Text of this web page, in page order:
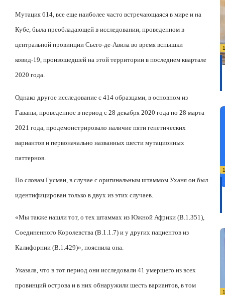
Мутация 614, все еще наиболее часто встречающаяся в мире и на
Кубе, была преобладающей в исследовании, проведенном в
центральной провинции Сьего-де-Авила во время вспышки
ковид-19, произошедшей на этой территории в последнем квартале
2020 года.
Однако другое исследование с 414 образцами, в основном из
Гаваны, проведенное в период с 28 декабря 2020 года по 28 марта
2021 года, продемонстрировало наличие пяти генетических
вариантов и первоначально названных шести мутационных
паттернов.
По словам Гусман, в случае с оригинальным штаммом Уханя он был
идентифицирован только в двух из этих случаев.
«Мы также нашли тот, о тех штаммах из Южной Африки (B.1.351),
Соединенного Королевства (B.1.1.7) и у других пациентов из
Калифорнии (B.1.429)», пояснила она.
Указала, что в тот период они исследовали 41 умершего из всех
провинций острова и в них обнаружили шесть вариантов, в том